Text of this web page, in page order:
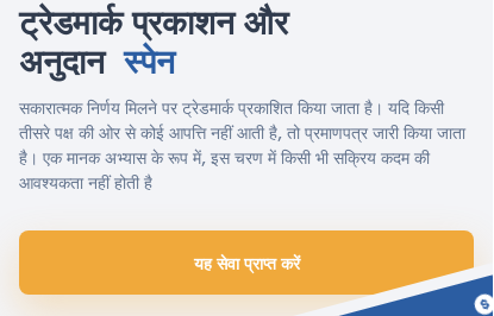
ट्रेडमार्क प्रकाशन और
अनुदान स्पेन
सकारात्मक निर्णय मिलने पर ट्रेडमार्क प्रकाशित किया जाता है। यदि किसी
तीसरे पक्ष की ओर से कोई आपत्ति नहीं आती है, तो प्रमाणपत्र जारी किया जाता
है। एक मानक अभ्यास के रूप में, इस चरण में किसी भी सक्रिय कदम की
आवश्यकता नहीं होती है
यह सेवा प्राप्त करें